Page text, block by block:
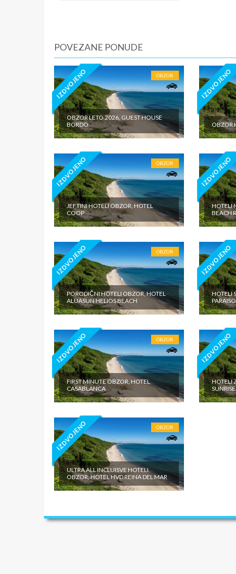
POVEZANE PONUDE
IZDVOJENO OBZOR
OBZOR LETO 2026, GUEST HOUSE
BORDO
IZDVOJENO
OBZOR
IZDVOJENO OBZOR
JEFTINI HOTELI OBZOR, HOTEL
COOP
IZDVOJENO
HOTELI
BEACH
IZDVOJENO OBZOR
PORODIČNI HOTELI OBZOR, HOTEL
ALUASUN HELIOS BEACH
IZDVOJENO
HOTELI
IZDVOJENO OBZOR
FIRST MINUTE OBZOR, HOTEL
CASABLANCA
IZDVOJENO
HOTELI
IZDVOJENO OBZOR
ULTRA ALL INCLUISVE HOTELI
OBZOR, HOTEL HVD REINA DEL MAR